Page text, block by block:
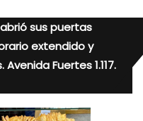
sus puertas
extendido y
Fuertes 1.117.